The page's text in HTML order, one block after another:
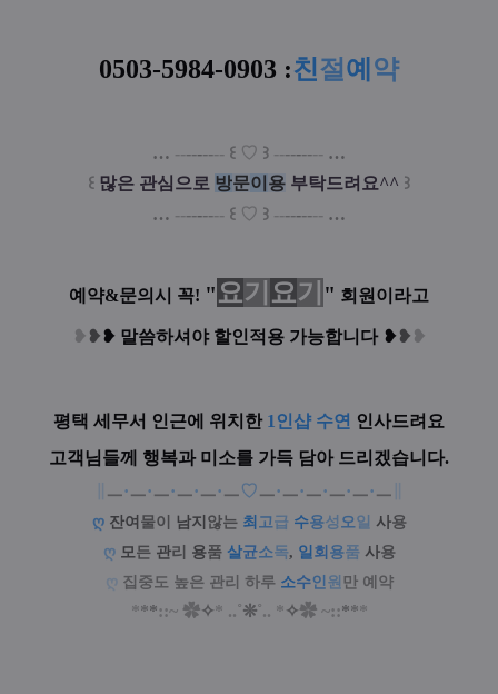
0503-5984-0903 :친절 예 약
… --------- ꒰ ♡ ꒱ --------- …
꒰ 많은 관심으로 방문이 용 부탁드려요^^ ꒱
… --------- ꒰ ♡ ꒱ --------- …
예약&문의시 꼭! "요기 요기 " 회원이라고
❥ ❥❥ 말씀하셔야 할인적용 가능합니다 ❥❥ ❥
평택 세무서 인근에 위치한 1인샵 수연 인사드려요
고객님들께 행복과 미소를 가득 담아 드리겠습니다.
ㅡ·ㅡ·ㅡ·ㅡ·ㅡ·ㅡ♡ㅡ·ㅡ·ㅡ·ㅡ·ㅡ·ㅡ
ღ 잔여 물이 남지 않는 최 고급 수용성 오일 사용
ღ 모든 관리 용품 살균소독, 일 회 용품 사용
ღ 집중도 높은 관리 하루 소수인원 만 예약
***::~ ✿✧* ..˚❊˚.. *✧✿ ~::***